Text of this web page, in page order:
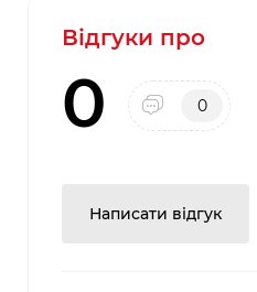
Відгуки про
0 0
Написати відгук